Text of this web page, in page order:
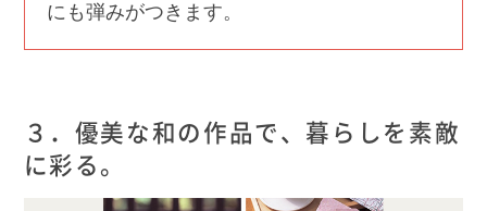
にも弾みがつきます。
３．優美な和の作品で、暮らしを素敵
に彩る。